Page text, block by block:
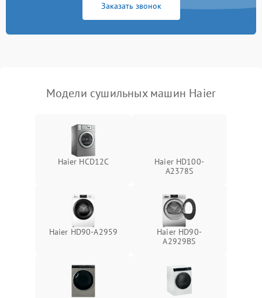
1500 ₽ Подробнее →
Заказать звонок
Модели сушильных машин Haier
Haier HCD12C
Haier HD100-
A2378S
Haier HD90-A2959
Haier HD90-
A2929BS